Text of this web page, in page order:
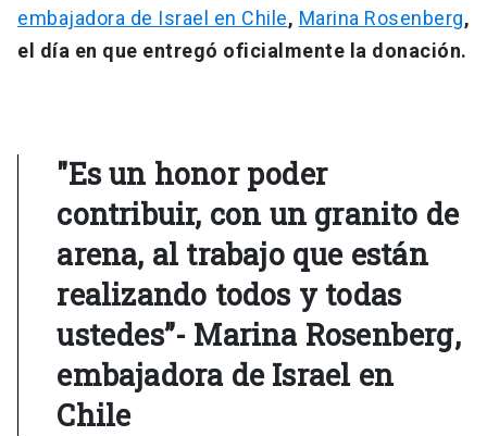
embajadora de Israel en Chile, Marina Rosenberg,
el día en que entregó oficialmente la donación.
"Es un honor poder
contribuir, con un granito de
arena, al trabajo que están
realizando todos y todas
ustedes”- Marina Rosenberg,
embajadora de Israel en
Chile